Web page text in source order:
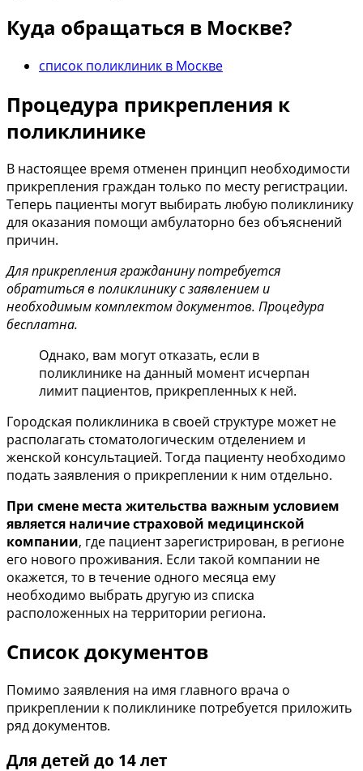
Куда обращаться в Москве?
список поликлиник в Москве
Процедура прикрепления к
поликлинике
В настоящее время отменен принцип необходимости
прикрепления граждан только по месту регистрации.
Теперь пациенты могут выбирать любую поликлинику
для оказания помощи амбулаторно без объяснений
причин.
Для прикрепления гражданину потребуется
обратиться в поликлинику с заявлением и
необходимым комплектом документов. Процедура
бесплатна.
Однако, вам могут отказать, если в
поликлинике на данный момент исчерпан
лимит пациентов, прикрепленных к ней.
Городская поликлиника в своей структуре может не
располагать стоматологическим отделением и
женской консультацией. Тогда пациенту необходимо
подать заявления о прикреплении к ним отдельно.
При смене места жительства важным условием
является наличие страховой медицинской
компании, где пациент зарегистрирован, в регионе
его нового проживания. Если такой компании не
окажется, то в течение одного месяца ему
необходимо выбрать другую из списка
расположенных на территории региона.
Список документов
Помимо заявления на имя главного врача о
прикреплении к поликлинике потребуется приложить
ряд документов.
Для детей до 14 лет